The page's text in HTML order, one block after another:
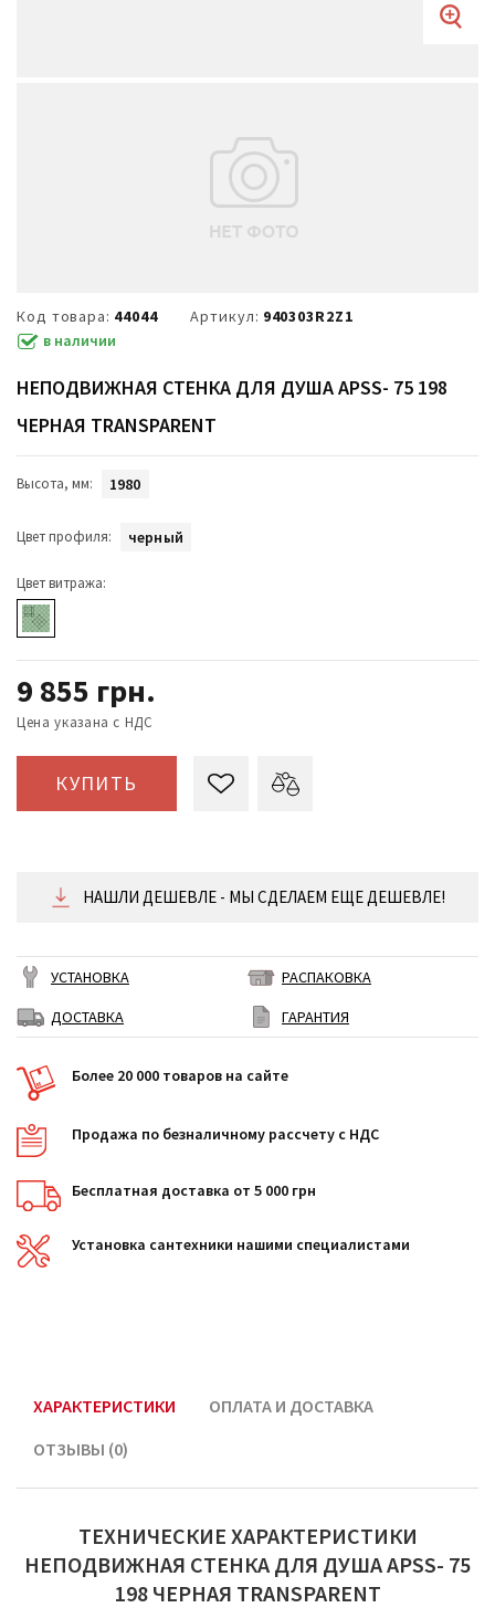
Код товара: 44044 Артикул: 940303R2Z1
в наличии
НЕПОДВИЖНАЯ СТЕНКА ДЛЯ ДУША APSS- 75 198
ЧЕРНАЯ TRANSPARENT
Высота, мм: 1980
Цвет профиля: черный
Цвет витража:
9 855 грн.
Цена указана с НДС
КУПИТЬ
НАШЛИ ДЕШЕВЛЕ - МЫ СДЕЛАЕМ ЕЩЕ ДЕШЕВЛЕ!
УСТАНОВКА
РАСПАКОВКА
ДОСТАВКА
ГАРАНТИЯ
Более 20 000 товаров на сайте
Продажа по безналичному рассчету с НДС
Бесплатная доставка от 5 000 грн
Установка сантехники нашими специалистами
ХАРАКТЕРИСТИКИ
ОПЛАТА И ДОСТАВКА
ОТЗЫВЫ (0)
ТЕХНИЧЕСКИЕ ХАРАКТЕРИСТИКИ
НЕПОДВИЖНАЯ СТЕНКА ДЛЯ ДУША APSS- 75
198 ЧЕРНАЯ TRANSPARENT